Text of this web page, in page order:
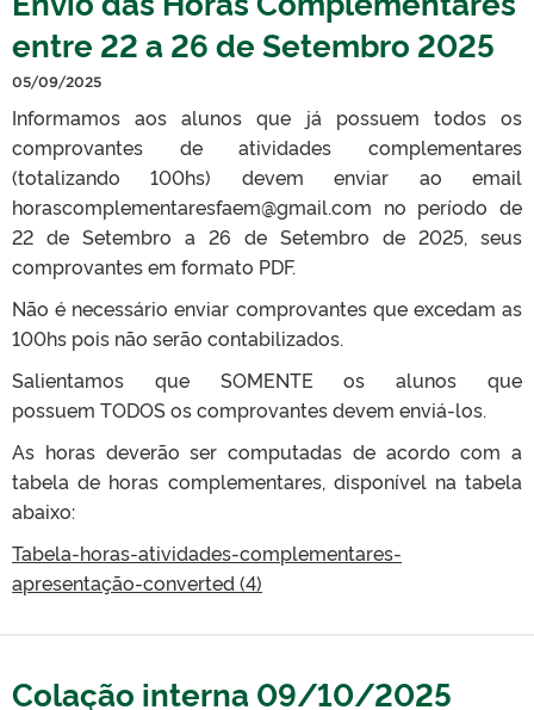
entre 22 a 26 de Setembro 2025
05/09/2025
Informamos aos alunos que já possuem todos os
comprovantes de atividades complementares
(totalizando 100hs) devem enviar ao email
horascomplementaresfaem@gmail.com no período de
22 de Setembro a 26 de Setembro de 2025, seus
comprovantes em formato PDF.
Não é necessário enviar comprovantes que excedam as
100hs pois não serão contabilizados.
Salientamos que SOMENTE os alunos que
possuem TODOS os comprovantes devem enviá-los.
As horas deverão ser computadas de acordo com a
tabela de horas complementares, disponível na tabela
abaixo:
Tabela-horas-atividades-complementares-
apresentação-converted (4)
Colação interna 09/10/2025